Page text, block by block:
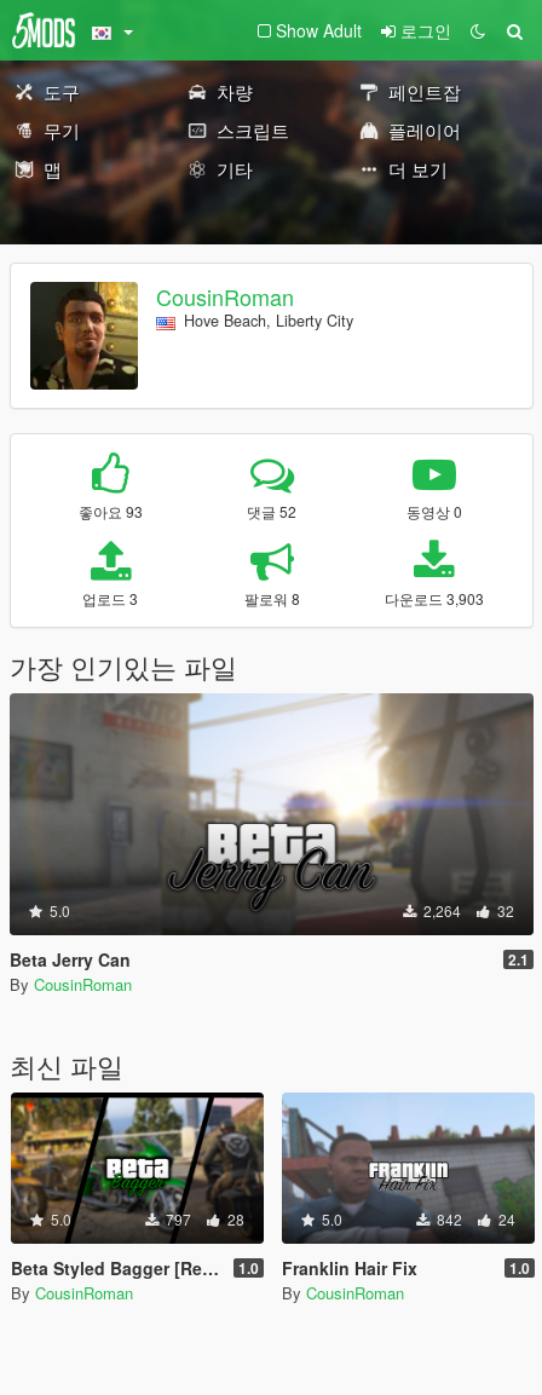
Show Adult 로그인
도구 차량
페인트잡
무기
스크립트
플레이어
맵
기타 더 보기
CousinRoman
Hove Beach, Liberty City
좋아요 93 댓글 52 동영상 0
업로드 3 팔로워 8 다운로드 3,903
가장 인기있는 파일
5.0 2,264 32
Beta Jerry Can 2.1
By CousinRoman
최신 파일
5.0 797 28
Beta Styled Bagger [Replace] 1.0
By CousinRoman
5.0 842 24
Franklin Hair Fix 1.0
By CousinRoman